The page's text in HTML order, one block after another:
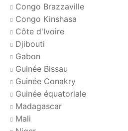
Congo Brazzaville
Congo Kinshasa
Côte d'Ivoire
Djibouti
Gabon
Guinée Bissau
Guinée Conakry
Guinée équatoriale
Madagascar
Mali